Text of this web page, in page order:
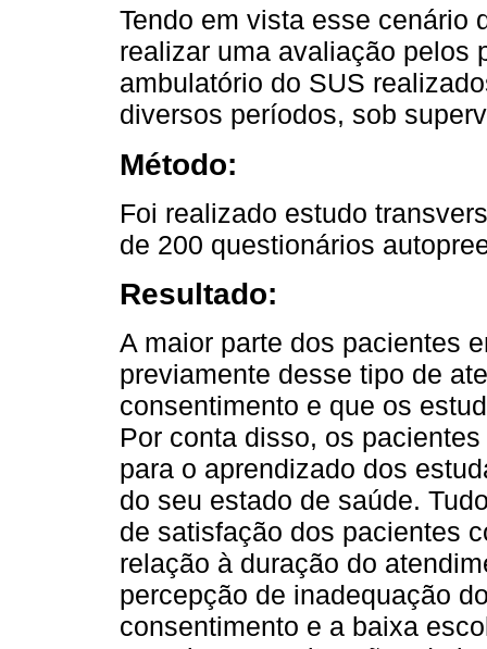
Tendo em vista esse cenário
realizar uma avaliação pelos
ambulatório do SUS
diversos períodos, sob
Método:
Foi realizado estudo
de 200 questionários
Resultado:
A maior parte dos pacientes
previamente desse tipo de
consentimento e que os
Por conta disso, os
para o aprendizado dos
do seu estado de saúde.
de satisfação dos pacientes
relação à duração do
percepção de inadequação
consentimento e a baixa